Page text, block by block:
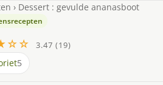
› Dessert : gevulde ananasboot
3.47 (19)
5